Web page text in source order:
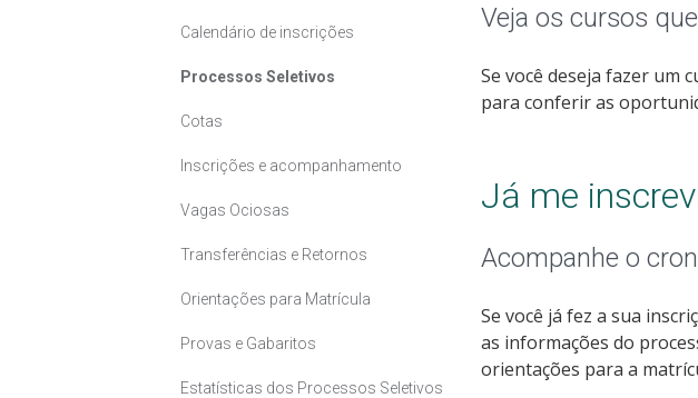
Calendário de inscrições
Processos Seletivos
Cotas
Inscrições e acompanhamento
Vagas Ociosas
Transferências e Retornos
Orientações para Matrícula
Provas e Gabaritos
Estatísticas dos Processos Seletivos
Veja os cursos
Se você deseja fazer um
para conferir as
Já me
Acompanhe o
Se você já fez a sua
as informações do
orientações para a